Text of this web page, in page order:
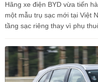
Hãng xe điện BYD vừa tiến
một mẫu trụ sạc mới tại Việt
tầng sạc riêng thay vì phụ